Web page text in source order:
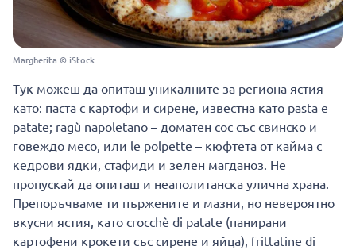
Margherita © iStock
Тук можеш да опиташ уникалните за региона ястия
като: паста с картофи и сирене, известна като pasta e
patate; ragù napoletano – доматен сос със свинско и
говеждо месо, или le polpette – кюфтета от кайма с
кедрови ядки, стафиди и зелен магданоз. Не
пропускай да опиташ и неаполитанска улична храна.
Препоръчваме ти пържените и мазни, но невероятно
вкусни ястия, като crocchè di patate (панирани
картофени крокети със сирене и яйца), frittatine di